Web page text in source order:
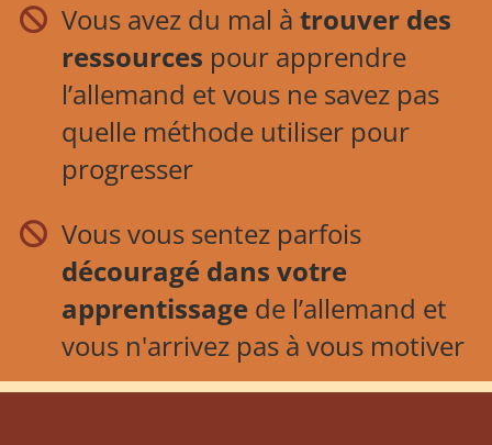
Vous avez du mal àtrouver des
ressources pour apprendre
l’allemand et vous ne savez pas
quelle méthode utiliser pour
progresser
Vous vous sentez parfois
découragé dans votre
apprentissage de l’allemand et
vous n'arrivez pas à vous motiver